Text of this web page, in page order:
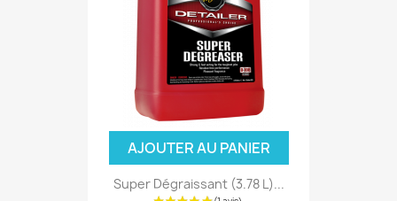
AJOUTER AU PANIER
Super Dégraissant (3.78 L)...